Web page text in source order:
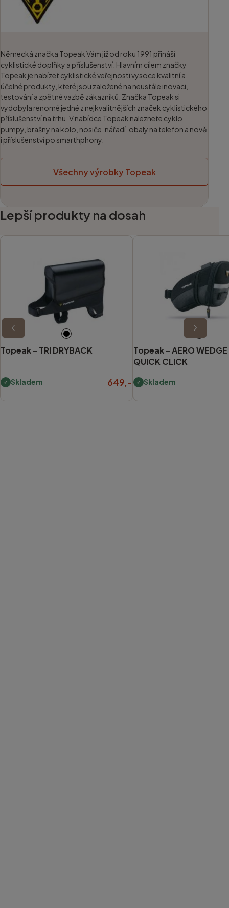
Německá značka Topeak Vám již od roku 1991 přináší
cyklistické doplňky a příslušenství. Hlavním cílem značky
Topeak je nabízet cyklistické veřejnosti vysoce kvalitní a
účelné produkty, které jsou založené na neustále inovaci,
testování a zpětné vazbě zákazníků. Značka Topeak si
vydobyla renomé jedné z nejkvalitnějších značek cyklistického
příslušenství na trhu. V nabídce Topeak naleznete cyklo
pumpy, brašny na kolo, nosiče, nářadí, obaly na telefon a nově
i příslušenství po smarthphony.
Všechny výrobky Topeak
Lepší produkty na dosah
Topeak - TRI DRYBACK
Skladem 649,-
Topeak -AERO
QUICK CLICK
Skladem